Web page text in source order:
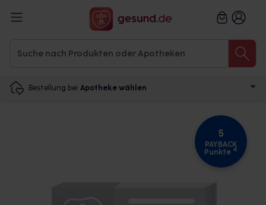
Bestellung bei Apotheke wählen
5
PAYBACK
Punkte 4